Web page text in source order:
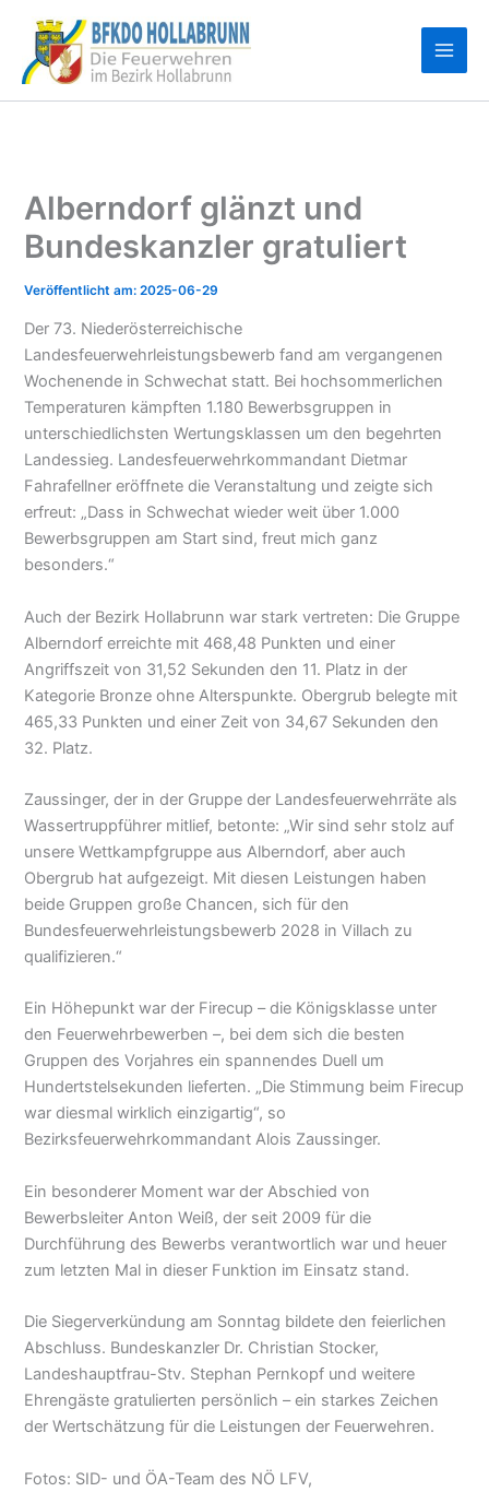
Inhalt
springen
Alberndorf glänzt und
Bundeskanzler gratuliert
2025-06-29
Der 73. Niederösterreichische
Landesfeuerwehrleistungsbewerb fand am vergangenen
Wochenende in Schwechat statt. Bei hochsommerlichen
Temperaturen kämpften 1.180 Bewerbsgruppen in
unterschiedlichsten Wertungsklassen um den begehrten
Landessieg. Landesfeuerwehrkommandant Dietmar
Fahrafellner eröffnete die Veranstaltung und zeigte sich
erfreut: „Dass in Schwechat wieder weit über 1.000
Bewerbsgruppen am Start sind, freut mich ganz
besonders.“
Auch der Bezirk Hollabrunn war stark vertreten: Die Gruppe
Alberndorf erreichte mit 468,48 Punkten und einer
Angriffszeit von 31,52 Sekunden den 11. Platz in der
Kategorie Bronze ohne Alterspunkte. Obergrub belegte mit
465,33 Punkten und einer Zeit von 34,67 Sekunden den
32. Platz.
Zaussinger, der in der Gruppe der Landesfeuerwehrräte als
Wassertruppführer mitlief, betonte: „Wir sind sehr stolz auf
unsere Wettkampfgruppe aus Alberndorf, aber auch
Obergrub hat aufgezeigt. Mit diesen Leistungen haben
beide Gruppen große Chancen, sich für den
Bundesfeuerwehrleistungsbewerb 2028 in Villach zu
qualifizieren.“
Ein Höhepunkt war der Firecup – die Königsklasse unter
den Feuerwehrbewerben –, bei dem sich die besten
Gruppen des Vorjahres ein spannendes Duell um
Hundertstelsekunden lieferten. „Die Stimmung beim Firecup
war diesmal wirklich einzigartig“, so
Bezirksfeuerwehrkommandant Alois Zaussinger.
Ein besonderer Moment war der Abschied von
Bewerbsleiter Anton Weiß, der seit 2009 für die
Durchführung des Bewerbs verantwortlich war und heuer
zum letzten Mal in dieser Funktion im Einsatz stand.
Die Siegerverkündung am Sonntag bildete den feierlichen
Abschluss. Bundeskanzler Dr. Christian Stocker,
Landeshauptfrau-Stv. Stephan Pernkopf und weitere
Ehrengäste gratulierten persönlich – ein starkes Zeichen
der Wertschätzung für die Leistungen der Feuerwehren.
Fotos: SID- und ÖA-Team des NÖ LFV,